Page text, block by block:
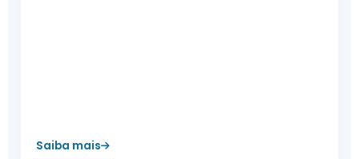
Saiba mais